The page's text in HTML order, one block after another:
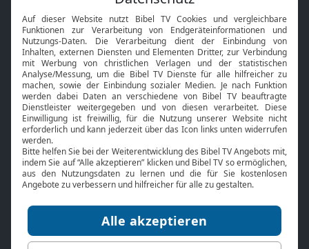
Neuigkeiten
Smart TV
HbbTV
Bibelthek Online-Bibel
Nächster Gottesdienst
Bibel TV
Über uns
Jobs
Mediadaten
Service
Kontakt
TV-Empfang